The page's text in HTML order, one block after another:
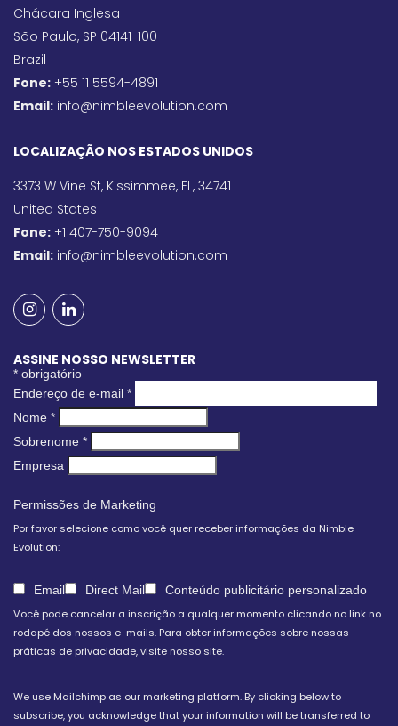
Chácara Inglesa
São Paulo, SP 04141-100
Brazil
Fone: +55 11 5594-4891
Email: info@nimbleevolution.com
LOCALIZAÇÃO NOS ESTADOS UNIDOS
3373 W Vine St, Kissimmee, FL, 34741
United States
Fone: +1 407-750-9094
Email: info@nimbleevolution.com
ASSINE NOSSO NEWSLETTER
* obrigatório
Endereço de e-mail *
Nome *
Sobrenome *
Empresa
Permissões de Marketing
Por favor selecione como você quer receber informações da Nimble
Evolution:
Email Direct Mail
Conteúdo publicitário personalizado
Você pode cancelar a inscrição a qualquer momento clicando no link no
rodapé dos nossos e-mails. Para obter informações sobre nossas
práticas de privacidade, visite nosso site.
We use Mailchimp as our marketing platform. By clicking below to
subscribe, you acknowledge that your information will be transferred to